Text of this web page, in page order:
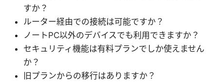
すか？
ルーター経由での接続は可能ですか？
ノートPC以外のデバイスでも利用できますか？
セキュリティ機能は有料プランでしか使えません
か？
旧プランからの移行はありますか？